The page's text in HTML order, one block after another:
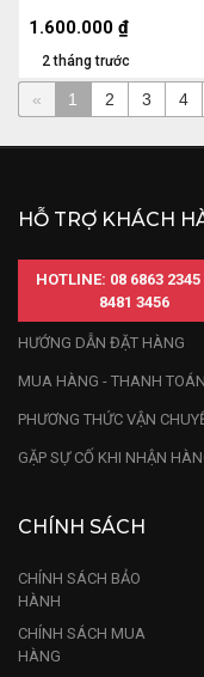
2 tháng trước
1.600.000 ₫
« 1 2 3 4
HỖ TRỢ KHÁCH
HOTLINE: 08 6863
8481 3456
HƯỚNG DẪN ĐẶT HÀNG
MUA HÀNG - THANH TOÁN
PHƯƠNG THỨC VẬN
GẶP SỰ CỐ KHI NHẬN
CHÍNH SÁCH
CHÍNH SÁCH BẢO
HÀNH
CHÍNH SÁCH MUA
HÀNG